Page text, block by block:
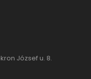
József u. 8.